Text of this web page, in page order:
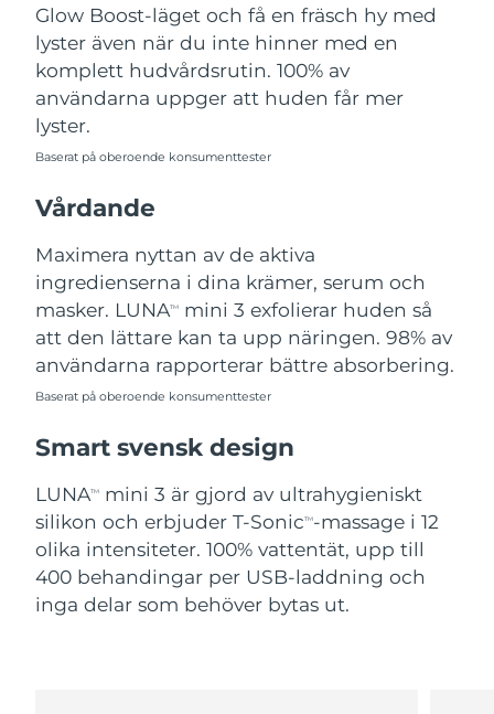
Glow Boost-läget och få en fräsch hy med
lyster även när du inte hinner med en
komplett hudvårdsrutin. 100% av
användarna uppger att huden får mer
lyster.
Baserat på oberoende konsumenttester
Vårdande
Maximera nyttan av de aktiva
ingredienserna i dina krämer, serum och
masker. LUNATM
mini 3 exfolierar huden så
att den lättare kan ta upp näringen. 98% av
användarna rapporterar bättre absorbering.
Baserat på oberoende konsumenttester
Smart svensk design
LUNATM
mini 3 är gjord av ultrahygieniskt
silikon och erbjuder T-SonicTM-massage i 12
olika intensiteter. 100% vattentät, upp till
400 behandingar per USB-laddning och
inga delar som behöver bytas ut.
Thailand Förväntad leverans14/08/2026
Turkiet Förväntad leverans
Förenade
Arabemiraten
Storbritannien
USA Förväntad leverans
Uzbekistan Förväntad leverans15/08/2026
Vietnam Förväntad leverans16/08/2026